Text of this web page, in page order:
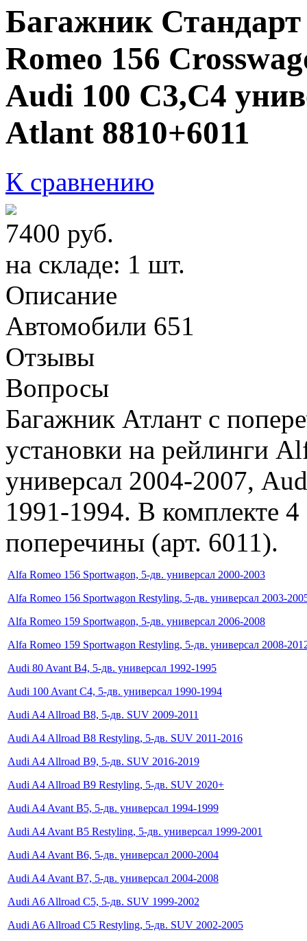
Багажник
Romeo 156
Audi 100 C3,C4
Atlant 8810+6011
К сравнению
7400 руб.
на складе: 1 шт.
Описание
Автомобили 651
Отзывы
Вопросы
Багажник Атлант с
установки на рейлинги
универсал 2004-2007,
1991-1994. В комплекте
поперечины (арт. 6011).
Alfa Romeo 156 Sportwagon, 5-дв. универсал 2000-2003
Alfa Romeo 156 Sportwagon Restyling, 5-дв. универсал 2003-
Alfa Romeo 159 Sportwagon, 5-дв. универсал 2006-2008
Alfa Romeo 159 Sportwagon Restyling, 5-дв. универсал 2008-
Audi 80 Avant B4, 5-дв. универсал 1992-1995
Audi 100 Avant C4, 5-дв. универсал 1990-1994
Audi A4 Allroad B8, 5-дв. SUV 2009-2011
Audi A4 Allroad B8 Restyling, 5-дв. SUV 2011-2016
Audi A4 Allroad B9, 5-дв. SUV 2016-2019
Audi A4 Allroad B9 Restyling, 5-дв. SUV 2020+
Audi A4 Avant B5, 5-дв. универсал 1994-1999
Audi A4 Avant B5 Restyling, 5-дв. универсал 1999-2001
Audi A4 Avant B6, 5-дв. универсал 2000-2004
Audi A4 Avant B7, 5-дв. универсал 2004-2008
Audi A6 Allroad C5, 5-дв. SUV 1999-2002
Audi A6 Allroad C5 Restyling, 5-дв. SUV 2002-2005